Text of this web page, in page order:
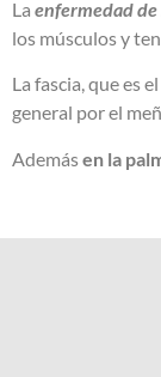
La enfermedad
los músculos y
La fascia, que es el
general por el
Ademásen la